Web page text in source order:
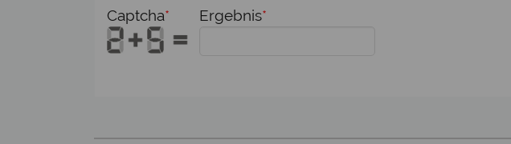
Captcha* Ergebnis*